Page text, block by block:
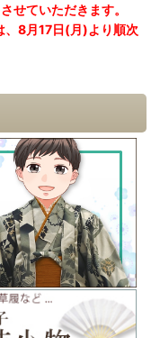
ていただきます。
、8月17日(月)より順次